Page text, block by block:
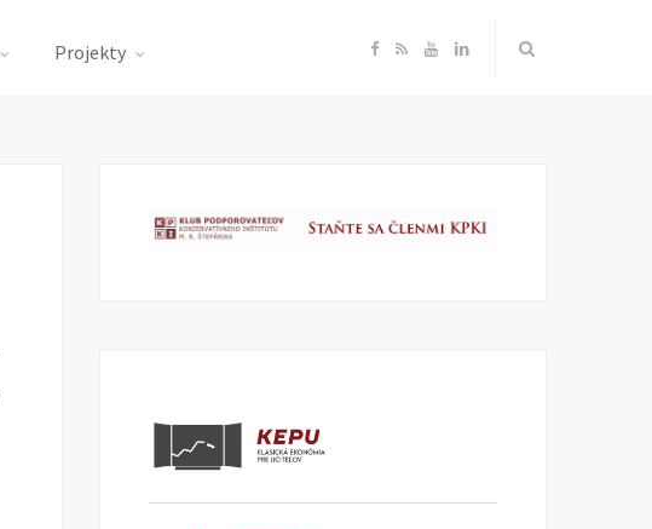
Projekty F
e
R Y
T
L
k